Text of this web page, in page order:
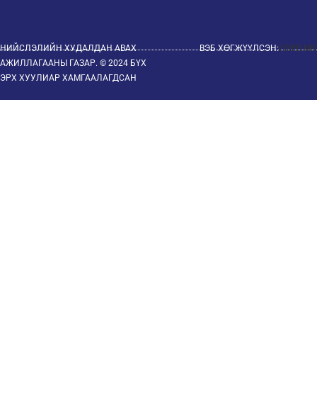
НИЙСЛЭЛИЙН ХУДАЛДАН АВАХ
АЖИЛЛАГААНЫ ГАЗАР. © 2024 БҮХ
ЭРХ ХУУЛИАР ХАМГААЛАГДСАН
ВЭБ ХӨГЖҮҮЛСЭН:EWEB.MN